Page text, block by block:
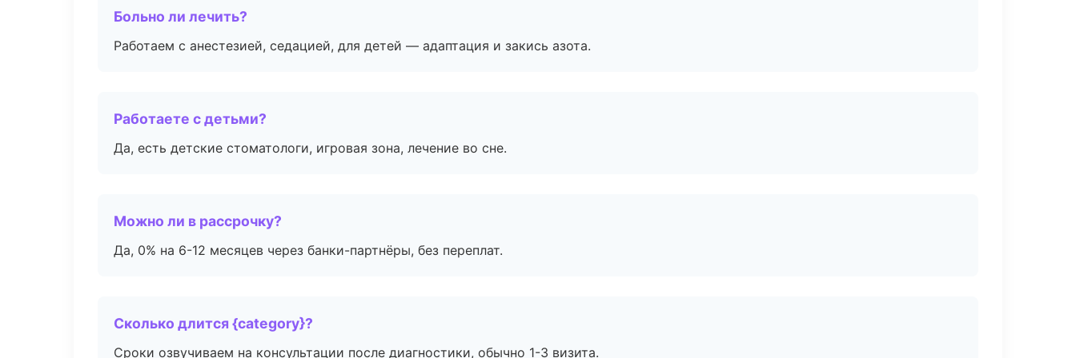
Больно ли лечить?
Работаем с анестезией, седацией, для детей — адаптация и закись азота.
Работаете с детьми?
Да, есть детские стоматологи, игровая зона, лечение во сне.
Можно ли в рассрочку?
Да, 0% на 6-12 месяцев через банки-партнёры, без переплат.
Сколько длится {category}?
Сроки озвучиваем на консультации после диагностики, обычно 1-3 визита.